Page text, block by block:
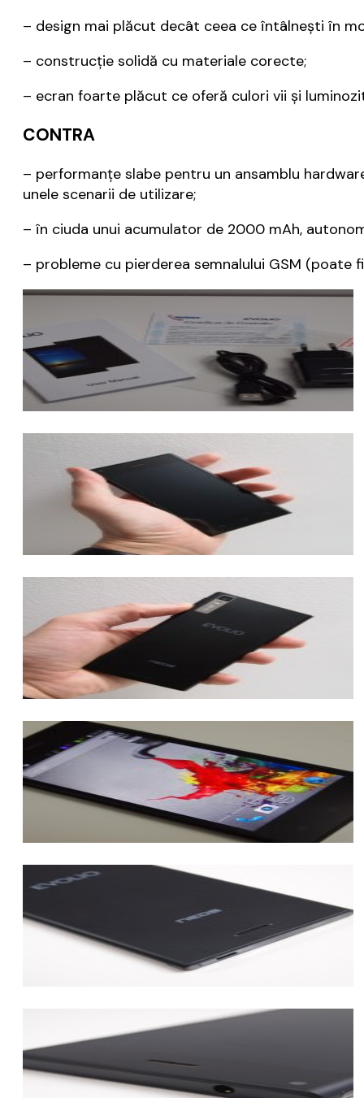
– design mai plăcut decât ceea ce întâlnești în
– construcție solidă cu materiale corecte;
– ecran foarte plăcut ce oferă culori vii și
CONTRA
– performanțe slabe pentru un ansamblu
unele scenarii de utilizare;
– în ciuda unui acumulator de 2000 mAh,
– probleme cu pierderea semnalului GSM (poate